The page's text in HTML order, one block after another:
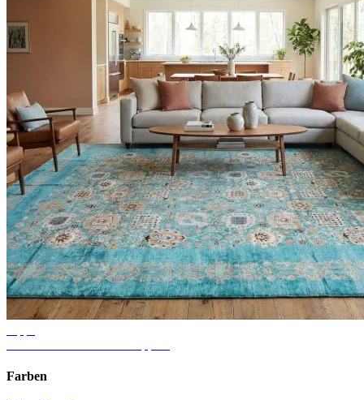
Farben